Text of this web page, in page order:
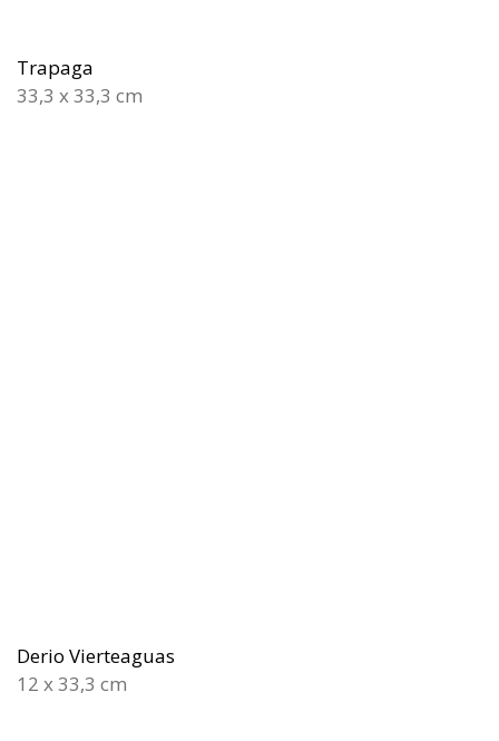
Trapaga
33,3 x 33,3 cm
Derio Vierteaguas
12 x 33,3 cm